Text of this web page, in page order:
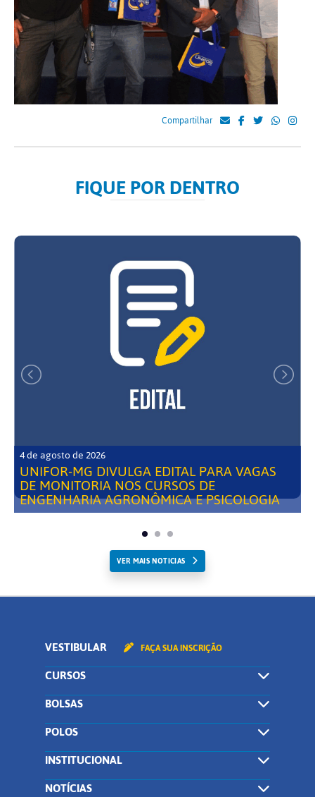
Compartilhar
FIQUE POR DENTRO
4 de agosto de 2026
UNIFOR-MG DIVULGA EDITAL PARA VAGAS
DE MONITORIA NOS CURSOS DE
ENGENHARIA AGRONÔMICA E PSICOLOGIA
VER MAIS NOTICIAS
VESTIBULAR FAÇA SUA INSCRIÇÃO
CURSOS
BOLSAS
POLOS
INSTITUCIONAL
NOTÍCIAS